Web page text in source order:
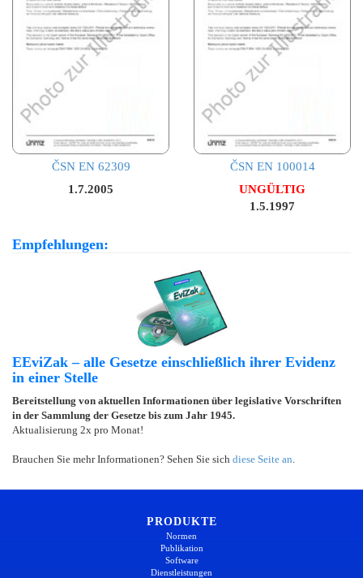
ČSN EN 62309
1.7.2005
ČSN EN 100014
UNGÜLTIG
1.5.1997
Empfehlungen:
EEviZak – alle Gesetze einschließlich ihrer Evidenz
in einer Stelle
Bereitstellung von aktuellen Informationen über legislative Vorschriften
in der Sammlung der Gesetze bis zum Jahr 1945.
Aktualisierung 2x pro Monat!
Brauchen Sie mehr Informationen? Sehen Sie sich diese Seite an
PRODUKTE
Normen
Publikation
Software
Dienstleistungen